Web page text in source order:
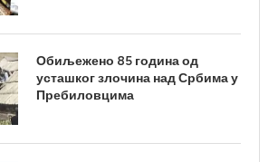
Обиљежено 85 година од
усташког злочина над Србима у
Пребиловцима